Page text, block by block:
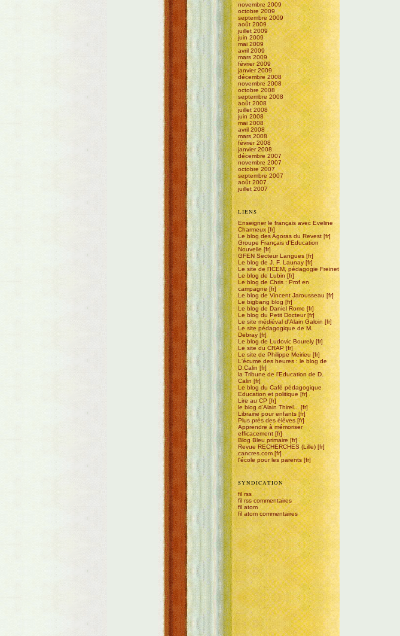
novembre 2009
octobre 2009
septembre 2009
août 2009
juillet 2009
juin 2009
mai 2009
avril 2009
mars 2009
février 2009
janvier 2009
décembre 2008
novembre 2008
octobre 2008
septembre 2008
août 2008
juillet 2008
juin 2008
mai 2008
avril 2008
mars 2008
février 2008
janvier 2008
décembre 2007
novembre 2007
octobre 2007
septembre 2007
août 2007
juillet 2007
LIENS
Enseigner le français avec Eveline
Charmeux
Le blog des Agoras du Revest
Groupe Français d'Education
Nouvelle
GFEN Secteur Langues
Le blog de J. F. Launay
Le site de l'ICEM, pédagogie Freinet
Le blog de Lubin
Le blog de Chris : Prof en
campagne
Le blog de Vincent Jarousseau
Le bigbang blog
Le blog de Daniel Rome
Le blog du Petit Docteur
Le site médiéval d'Alain Galoin
Le site pédagogique de M.
Debray
Le blog de Ludovic Bourely
Le site du CRAP
Le site de Philippe Meirieu
L'écume des heures : le blog de
D.Calin
la Tribune de l'Education de D.
Calin
Le blog du Café pédagogique
Education et politique
Lire au CP
le blog d'Alain Thirel...
Librairie pour enfants
Plus près des élèves
Apprendre à mémoriser
efficacement
Blog Bleu primaire
Revue RECHERCHES (Lille)
cancres.com
l'école pour les parents
SYNDICATION
fil rss
fil rss commentaires
fil atom
fil atom commentaires